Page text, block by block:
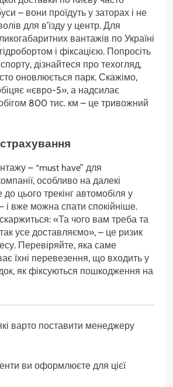
– вони проїдуть у заторах і не
для в’їзду у центр. Для
вантажів по Україні
і фіксацією. Попросіть
дізнайтеся про техогляд,
оновлюється парк. Скажімо,
«євро-5», а надсилає
800 тис. км – це тривожний
– “must have” для
особливо на далекі
до цього трекінг автомобіля у
і вже можна спати спокійніше.
«Та чого вам треба та
усе доставляємо», – це ризик
Перевіряйте, яка саме
їхні перевезення, що входить у
як фіксуються пошкодження на
варто поставити менеджеру
ви оформлюєте для цієї